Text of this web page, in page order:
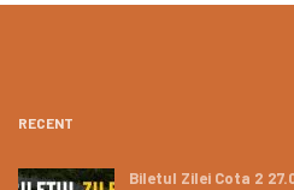
RECENT
Biletul Zilei Cota 2